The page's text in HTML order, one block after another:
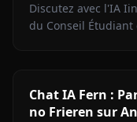
Discutez avec l'IA
du Conseil Étudiant
Chat IA Fern :
no Frieren sur